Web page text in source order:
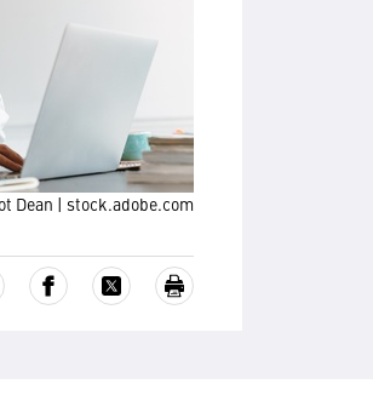
Dean | stock.adobe.com